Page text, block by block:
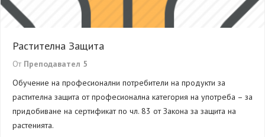
Растителна Защита
От Преподавател 5
Обучение на професионални потребители на продукти за
растителна защита от професионална категория на употреба – за
придобиване на сертификат по чл. 83 от Закона за защита на
растенията.